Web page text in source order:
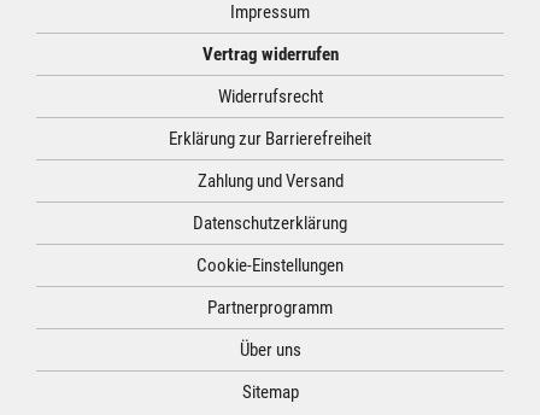
Impressum
Vertrag widerrufen
Widerrufsrecht
Erklärung zur Barrierefreiheit
Zahlung und Versand
Datenschutzerklärung
Cookie-Einstellungen
Partnerprogramm
Über uns
Sitemap